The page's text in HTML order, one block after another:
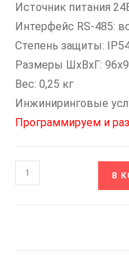
Источник питания
Интерфейс RS-485:
Степень защиты:
Размеры ШxВxГ:
Вес: 0,25 кг
Инжиниринговые
Программируем и
Количество
товара
В